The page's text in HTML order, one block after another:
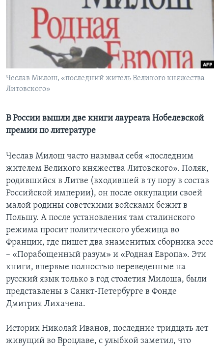
Learning English
СОЦИАЛЬНЫЕ СЕТИ
Языки
Чеслав Милош, «последний житель Великого княжества
Литовского»
В России вышли две книги лауреата Нобелевской
премии по литературе
Чеслав Милош часто называл себя «последним
жителем Великого княжества Литовского». Поляк,
родившийся в Литве (входившей в ту пору в состав
Российской империи), он после оккупации своей
малой родины советскими войсками бежит в
Польшу. А после установления там сталинского
режима просит политического убежища во
Франции, где пишет два знаменитых сборника эссе
– «Порабощенный разум» и «Родная Европа». Эти
книги, впервые полностью переведенные на
русский язык только в год столетия Милоша, были
представлены в Санкт-Петербурге в Фонде
Дмитрия Лихачева.
Историк Николай Иванов, последние тридцать лет
живущий во Вроцлаве, с улыбкой заметил, что